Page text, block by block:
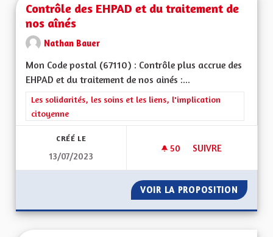
Contrôle des EHPAD et du traitement de
nos aînés
Nathan Bauer
Mon Code postal (67110) : Contrôle plus accrue des
EHPAD et du traitement de nos ainés :...
Filtrer les résultats de la catégorie : Les solidarités, les soins
Les solidarités, les soins et les liens, l'implication
citoyenne
CRÉÉ LE
13/07/2023
50 50 ABONNÉS
SUIVRE
VOIR LA PROPOSITION